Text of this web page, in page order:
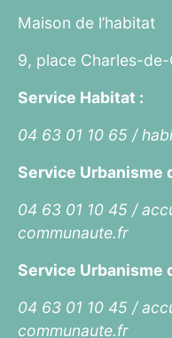
Maison de l’habitat
9, place Charles-
Service Habitat :
04 63 01 10 65 /
Service Urbanisme
04 63 01 10 45 /
communaute.fr
Service Urbanisme
04 63 01 10 45 /
communaute.fr